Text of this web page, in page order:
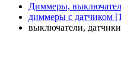
Диммеры,
диммеры с датчиком
выключатели,